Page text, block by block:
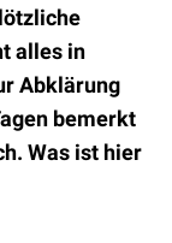
alles in
Abklärung
bemerkt
Was ist hier